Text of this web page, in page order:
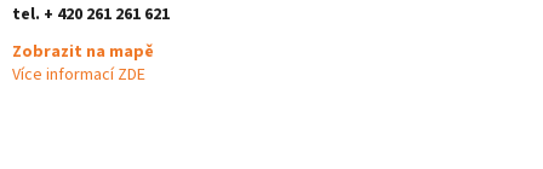
tel. + 420 261 261 621
Zobrazit na mapě
Více informací ZDE